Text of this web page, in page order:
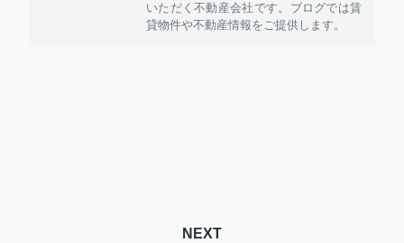
いただく不動産会社です。ブログでは賃
貸物件や不動産情報をご提供します。
NEXT